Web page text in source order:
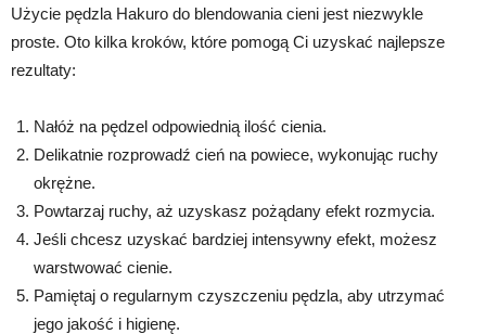
Użycie pędzla Hakuro do blendowania cieni jest niezwykle
proste. Oto kilka kroków, które pomogą Ci uzyskać najlepsze
rezultaty:
Nałóż na pędzel odpowiednią ilość cienia.
Delikatnie rozprowadź cień na powiece, wykonując ruchy
okrężne.
Powtarzaj ruchy, aż uzyskasz pożądany efekt rozmycia.
Jeśli chcesz uzyskać bardziej intensywny efekt, możesz
warstwować cienie.
Pamiętaj o regularnym czyszczeniu pędzla, aby utrzymać
jego jakość i higienę.